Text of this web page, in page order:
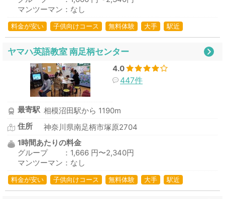
マンツーマン：なし
料金が安い 子供向けコース 無料体験 大手 駅近
ヤマハ英語教室 南足柄センター
4.0
447件
最寄駅 相模沼田駅から 1190m
住所
神奈川県南足柄市塚原2704
1時間あたりの料金
グループ ：1,666 円〜2,340円
マンツーマン：なし
料金が安い 子供向けコース 無料体験 大手 駅近